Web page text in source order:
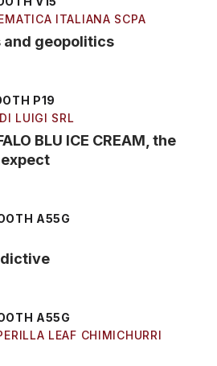
ITALIANA SCPA
and geopolitics
P19
LUIGI SRL
BLU ICE CREAM, the
A55G
A55G
LEAF CHIMICHURRI